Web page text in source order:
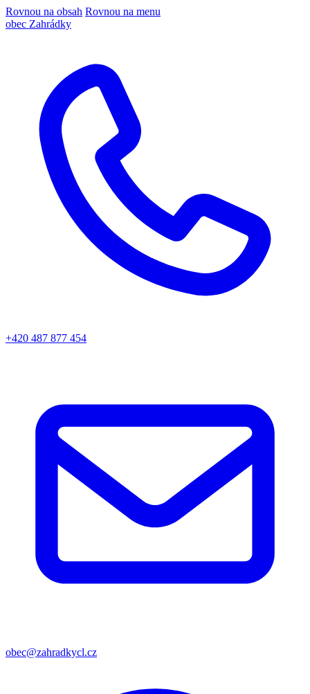
Rovnou na obsah Rovnou na menu
obec Zahrádky
+420 487 877 454
obec@zahradkycl.cz